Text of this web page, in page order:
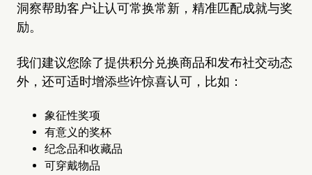
洞察帮助客户让认可常换常新，精准匹配成就与奖
励。
我们建议您除了提供积分兑换商品和发布社交动态
外，还可适时增添些许惊喜认可，比如：
象征性奖项
有意义的奖杯
纪念品和收藏品
可穿戴物品